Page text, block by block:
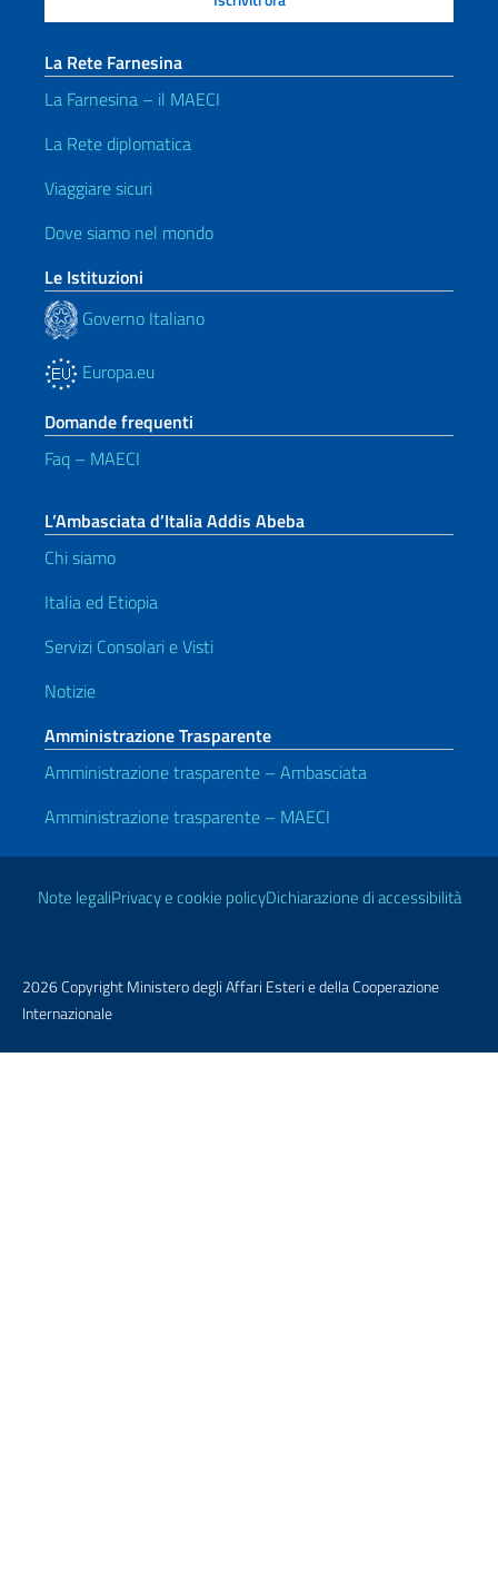
La Rete Farnesina
La Farnesina – il MAECI
La Rete diplomatica
Viaggiare sicuri
Dove siamo nel mondo
Le Istituzioni
Governo Italiano
Europa.eu
Domande frequenti
Faq – MAECI
L’Ambasciata d’Italia Addis Abeba
Chi siamo
Italia ed Etiopia
Servizi Consolari e Visti
Notizie
Amministrazione Trasparente
Amministrazione trasparente – Ambasciata
Amministrazione trasparente – MAECI
Link Utili
Note legaliPrivacy e cookie policyDichiarazione di accessibilità
2026 Copyright Ministero degli Affari Esteri e della Cooperazione
Internazionale